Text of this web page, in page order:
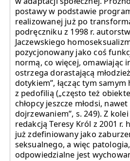
postawy w podstawie
realizowanej już po
podręczniku z 1998 r.
Jaczewskiego
pozycjonowany jako coś
normą, co więcej, omawiając
ostrzega dorastającą
dotykiem”, łącząc tym
z pedofilią („często też
chłopcy jeszcze młodsi,
dojrzewaniem”, s. 249). Z
redakcją Teresy Król z 2001 r.
już zdefiniowany jako
seksualnego, a więc
odpowiedzialne jest